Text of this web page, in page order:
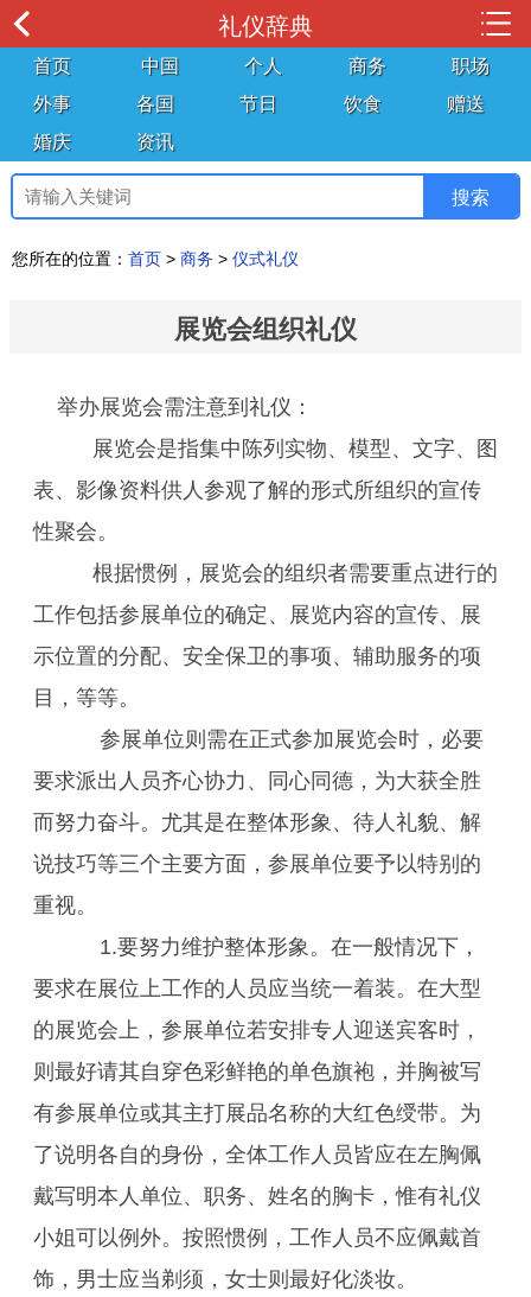
礼仪辞典
首页 中国 个人 商务
职场
外事
各国 节日 饮食
赠送
婚庆
资讯
您所在的位置： 首页 > 商务 > 仪式礼仪
展览会组织礼仪
举办展览会需注意到礼仪：
展览会是指集中陈列实物、模型、文字、图
表、影像资料供人参观了解的形式所组织的宣传
性聚会。
根据惯例，展览会的组织者需要重点进行的
工作包括参展单位的确定、展览内容的宣传、展
示位置的分配、安全保卫的事项、辅助服务的项
目，等等。
参展单位则需在正式参加展览会时，必要
要求派出人员齐心协力、同心同德，为大获全胜
而努力奋斗。尤其是在整体形象、待人礼貌、解
说技巧等三个主要方面，参展单位要予以特别的
重视。
1.要努力维护整体形象。在一般情况下，
要求在展位上工作的人员应当统一着装。在大型
的展览会上，参展单位若安排专人迎送宾客时，
则最好请其自穿色彩鲜艳的单色旗袍，并胸被写
有参展单位或其主打展品名称的大红色绶带。为
了说明各自的身份，全体工作人员皆应在左胸佩
戴写明本人单位、职务、姓名的胸卡，惟有礼仪
小姐可以例外。按照惯例，工作人员不应佩戴首
饰，男士应当剃须，女士则最好化淡妆。